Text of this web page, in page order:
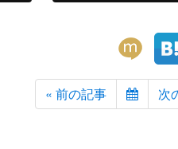
« 前の記事 次